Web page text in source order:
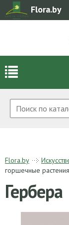
Flora.by
Flora.by
горшечные
Гербера